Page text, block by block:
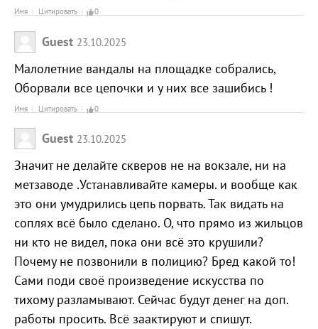
Имя Цитировать 0
Guest 23.10.2025
Малолетние вандалы на площадке собрались,
Оборвали все цепочки и у них все зашибись !
Имя Цитировать 0
Guest 23.10.2025
Значит не делайте скверов не на вокзале, ни на
метзаводе .Устанавливайте камеры. и вообще как
это они умудрились цепь порвать. Так видать на
соплях всё было сделано. О, что прямо из жильцов
ни кто не видел, пока они всё это крушили?
Почему не позвонили в полицию? Бред какой то!
Сами поди своё произведение искусства по
тихому разламывают. Сейчас будут денег на доп.
работы просить. Всё заактируют и спишут.